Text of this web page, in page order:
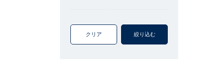
クリア 絞り込む